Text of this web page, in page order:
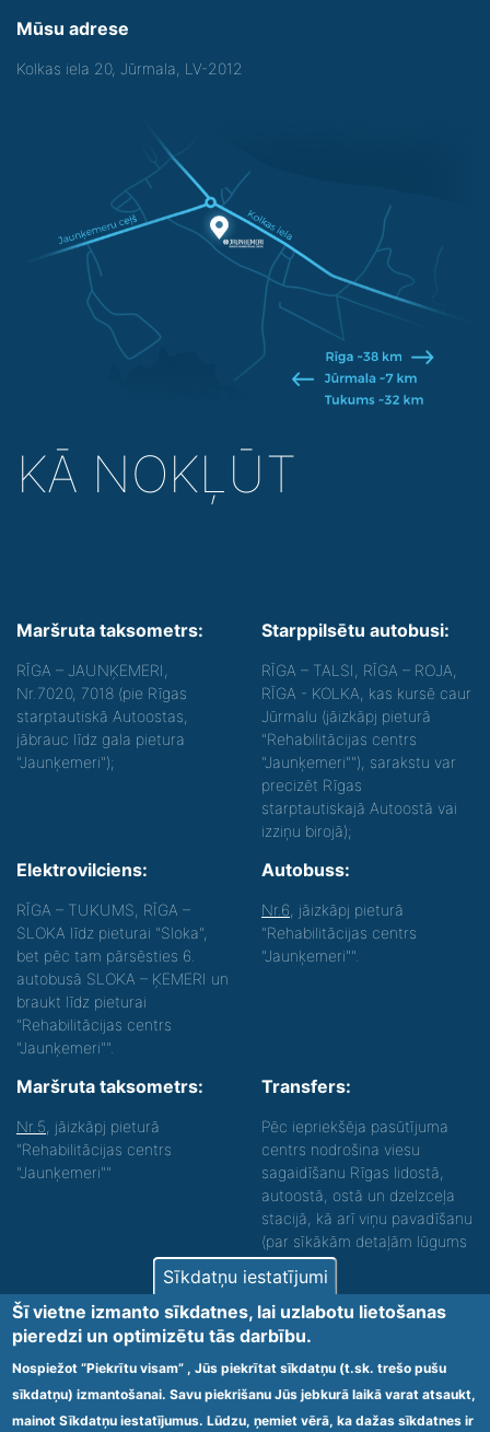
Mūsu adrese
Kolkas iela 20, Jūrmala, LV-2012
KĀ NOKĻŪT
Maršruta taksometrs:
RĪGA – JAUNĶEMERI,
Nr.7020, 7018 (pie Rīgas
starptautiskā Autoostas,
jābrauc līdz gala pietura
"Jaunķemeri");
Starppilsētu autobusi:
RĪGA – TALSI, RĪGA – ROJA,
RĪGA - KOLKA, kas kursē caur
Jūrmalu (jāizkāpj pieturā
"Rehabilitācijas centrs
"Jaunķemeri""), sarakstu var
precizēt Rīgas
starptautiskajā Autoostā vai
izziņu birojā);
Elektrovilciens:
RĪGA – TUKUMS, RĪGA –
SLOKA līdz pieturai "Sloka",
bet pēc tam pārsēsties 6.
autobusā SLOKA – ĶEMERI un
braukt līdz pieturai
"Rehabilitācijas centrs
"Jaunķemeri"".
Autobuss:
Nr.6 , jāizkāpj pieturā
"Rehabilitācijas centrs
"Jaunķemeri"".
Maršruta taksometrs:
Nr.5 , jāizkāpj pieturā
"Rehabilitācijas centrs
"Jaunķemeri""
Transfers:
Pēc iepriekšēja pasūtījuma
centrs nodrošina viesu
sagaidīšanu Rīgas lidostā,
autoostā, ostā un dzelzceļa
stacijā, kā arī viņu pavadīšanu
(par sīkākām detaļām lūgums
zvanīt).
Nodrošinām vides piekļūstamību personām ar
funkcionāliem traucējumiem! SIA „Sanare-KRC
Jaunķemeri”, Kolkas ielā 20, Jūrmalā ir nodrošināta vides
piekļūstamība personām ar funkcionāliem traucējumiem,
tādejādi nodrošinot atbilstību Ministru kabineta
2009.gada 20.janvāra noteikumos Nr.60 „Noteikumi par
obligātajām prasībām ārstniecības iestādēm un to
Sīkdatņu iestatījumi
Šī vietne izmanto sīkdatnes, lai uzlabotu lietošanas
pieredzi un optimizētu tās darbību.
Nospiežot “Piekrītu visam” , Jūs piekrītat sīkdatņu (t.sk. trešo pušu
sīkdatņu) izmantošanai. Savu piekrišanu Jūs jebkurā laikā varat atsaukt,
mainot Sīkdatņu iestatījumus. Lūdzu, ņemiet vērā, ka dažas sīkdatnes ir